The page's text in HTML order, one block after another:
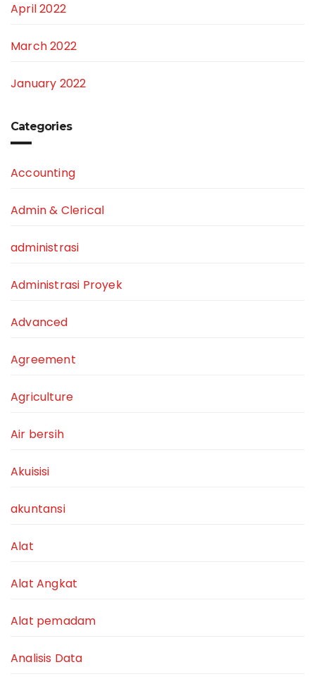
April 2022
March 2022
January 2022
Categories
Accounting
Admin & Clerical
administrasi
Administrasi Proyek
Advanced
Agreement
Agriculture
Air bersih
Akuisisi
akuntansi
Alat
Alat Angkat
Alat pemadam
Analisis Data